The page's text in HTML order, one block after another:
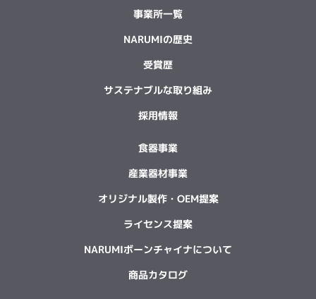
事業所一覧
NARUMIの歴史
受賞歴
サステナブルな取り組み
採用情報
食器事業
産業器材事業
オリジナル製作・OEM提案
ライセンス提案
NARUMIボーンチャイナについて
商品カタログ